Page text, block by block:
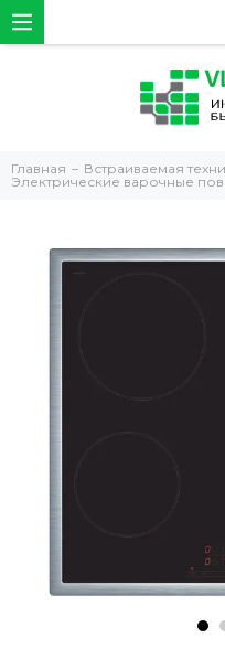
Главная Встраиваемая
Электрические варочные